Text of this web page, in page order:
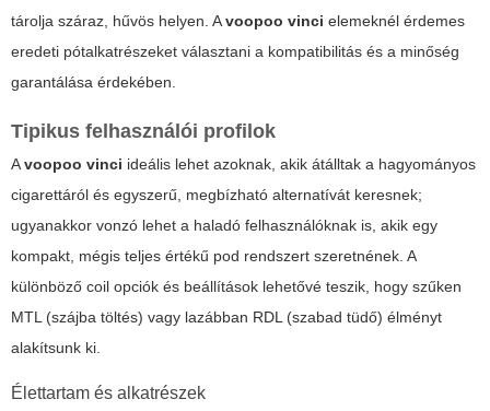
tárolja száraz, hűvös helyen. Avoopoo vinci elemeknél érdemes
eredeti pótalkatrészeket választani a kompatibilitás és a minőség
garantálása érdekében.
Tipikus felhasználói profilok
Avoopoo vinci ideális lehet azoknak, akik átálltak a hagyományos
cigarettáról és egyszerű, megbízható alternatívát keresnek;
ugyanakkor vonzó lehet a haladó felhasználóknak is, akik egy
kompakt, mégis teljes értékű pod rendszert szeretnének. A
különböző coil opciók és beállítások lehetővé teszik, hogy szűken
MTL (szájba töltés) vagy lazábban RDL (szabad tüdő) élményt
alakítsunk ki.
Élettartam és alkatrészek